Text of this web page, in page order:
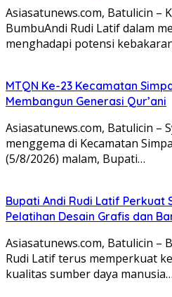
Asiasatunews.com, Batulicin –
BumbuAndi Rudi Latif dalam
menghadapi potensi
MTQN Ke-23 Kecamatan
Membangun Generasi Qur’ani
Asiasatunews.com, Batulicin –
menggema di Kecamatan
(5/8/2026) malam, Bupati…
Bupati Andi Rudi Latif Perkuat
Pelatihan Desain Grafis dan
Asiasatunews.com, Batulicin –
Rudi Latif terus memperkuat
kualitas sumber daya manusia…